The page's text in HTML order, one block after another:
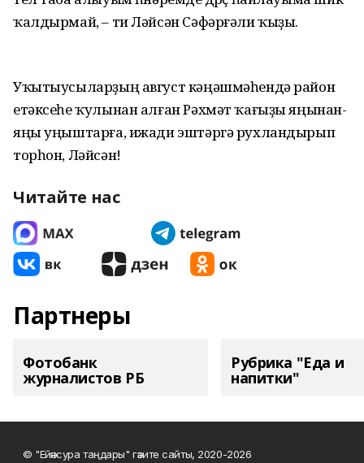
ҡалдырмай, – ти Ләйсән Сәфәрғәли ҡыҙы.
Уҡытыусыларҙың август кәңәшмәһендә район
етәксеһе ҡулынан алған Рәхмәт ҡағыҙы яңынан-
яңы уңыштарға, ижади эштәргә рухландырып
торһон, Ләйсән!
Читайте нас
Партнеры
Фотобанк
журналистов РБ
Рубрика "Еда и
напитки"
© "Ейәнсура таңдары" гәзите сайты, 2020-2026